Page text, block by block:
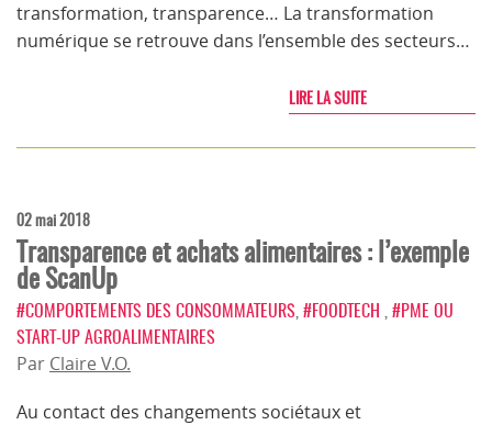
transformation, transparence… La transformation
numérique se retrouve dans l’ensemble des secteurs…
LIRE LA SUITE
02 mai 2018
Transparence et achats alimentaires : l’exemple
de ScanUp
#COMPORTEMENTS DES CONSOMMATEURS #FOODTECH #PME OU
START-UP AGROALIMENTAIRES
Par Claire V.O.
Au contact des changements sociétaux et